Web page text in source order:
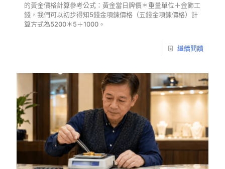
的黃金價格計算參考公式：黃金當日牌價＊重量單位＋金飾工
錢，我們可以初步得知5錢金項鍊價格（五錢金項鍊價格）計
算方式為5200＊5＋1000。
繼續閱讀